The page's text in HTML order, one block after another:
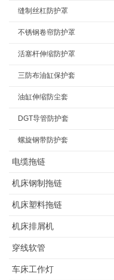
缝制丝杠防护罩
不锈钢卷帘防护罩
活塞杆伸缩防护罩
三防布油缸保护套
油缸伸缩防尘套
DGT导管防护套
螺旋钢带防护套
电缆拖链
机床钢制拖链
机床塑料拖链
机床排屑机
穿线软管
车床工作灯